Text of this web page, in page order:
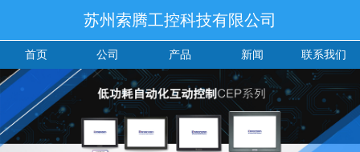
苏州索腾工控科技有限公司
首页 公司 产品 新闻 联系我们